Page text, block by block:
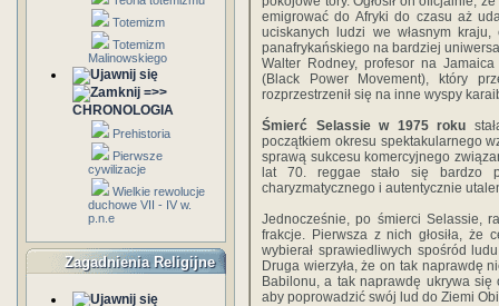
Totemizm
Totemizm
Malinowskiego
=>>
CHRONOLOGIA
Prehistoria
Pierwsze
cywilizacje
Wielkie rewolucje
duchowe VII - IV w.
p.n.e
Zagadnienia Religijne
emigrować do Afryki do czasu aż
uciskanych ludzi we własnym
panafrykańskiego na bardziej
Walter Rodney, profesor na
(Black Power Movement), który
rozprzestrzenił się na inne wyspy
Śmierć Selassie w 1975 roku
początkiem okresu spektakularnego
sprawą sukcesu komercyjnego
lat 70. reggae stało się bardzo
charyzmatycznego i autentycznie
Jednocześnie, po śmierci Selassie,
frakcje. Pierwsza z nich głosiła, że
wybierał sprawiedliwych spośród
Druga wierzyła, że on tak naprawdę
Babilonu, a tak naprawdę ukrywa
aby poprowadzić swój lud do Ziemi